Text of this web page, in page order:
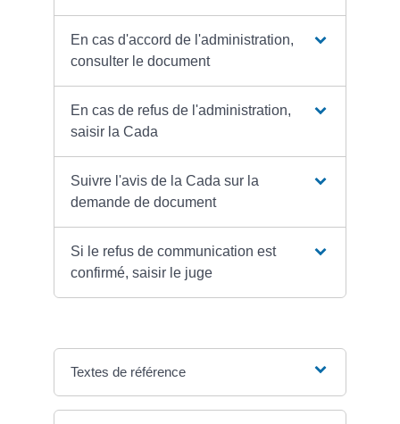
En cas d'accord de l'administration,
consulter le document
En cas de refus de l'administration,
saisir la Cada
Suivre l'avis de la Cada sur la
demande de document
Si le refus de communication est
confirmé, saisir le juge
Textes de référence